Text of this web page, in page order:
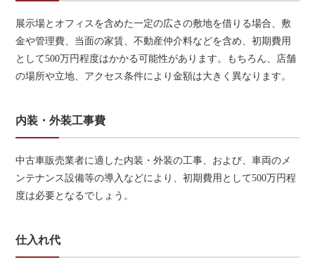
展示場とオフィスを含めた一定の広さの敷地を借りる場合、敷
金や管理費、当面の家賃、不動産仲介料などを含め、初期費用
として500万円程度はかかる可能性があります。もちろん、店舗
の場所や立地、アクセス条件により金額は大きく異なります。
内装・外装工事費
中古車販売業者に適した内装・外装の工事、および、車両のメ
ンテナンス設備等の導入などにより、初期費用として500万円程
度は必要となるでしょう。
仕入れ代